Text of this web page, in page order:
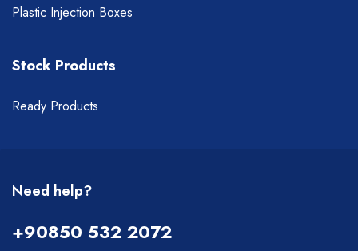
Plastic Injection Boxes
Stock Products
Ready Products
Need help?
+90850 532 2072